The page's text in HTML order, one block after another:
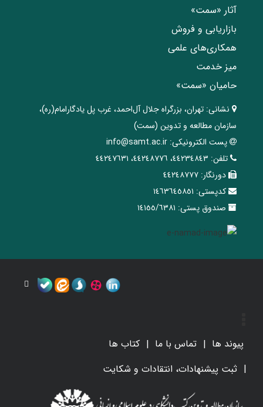
آثار «سمت»
بازاریابی و فروش
همکاری‌های علمی
میز خدمت
حامیان «سمت»
نشانی: تهران، ‌بزرگراه ‌جلال آل‌احمد، غرب پل يادگار‌امام(ره)‌،
سازمان مطالعه و تدوین‌ (سمت)
پست الکترونیکی: info@samt.ac.ir
تلفن: ٤٤٢٣٤٨٤٣، ٤٤٢٤٨٧٧٦، ٤٤٢٤٧٦٣١
دورنگار: ٤٤٢٤٨٧٧٧
کدپستی: ١٤٦٣٦٤٥٨٥١
صندوق پستی: ١٤١٥٥/٦٣٨١
پیوند ها تماس با ما
کتاب ها
ثبت پیشنهادات، انتقادات و شکایت